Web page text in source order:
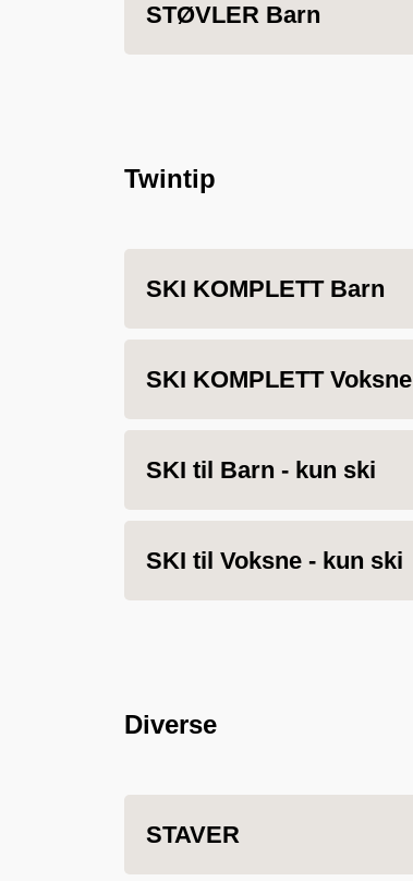
STØVLER Barn
Twintip
SKI KOMPLETT Barn
SKI KOMPLETT Voksne
SKI til Barn - kun ski
SKI til Voksne - kun ski
Diverse
STAVER